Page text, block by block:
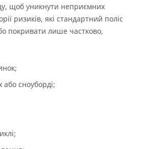
щоб уникнути неприємних
ризиків, які стандартний поліс
покривати лише частково,
сноуборді;